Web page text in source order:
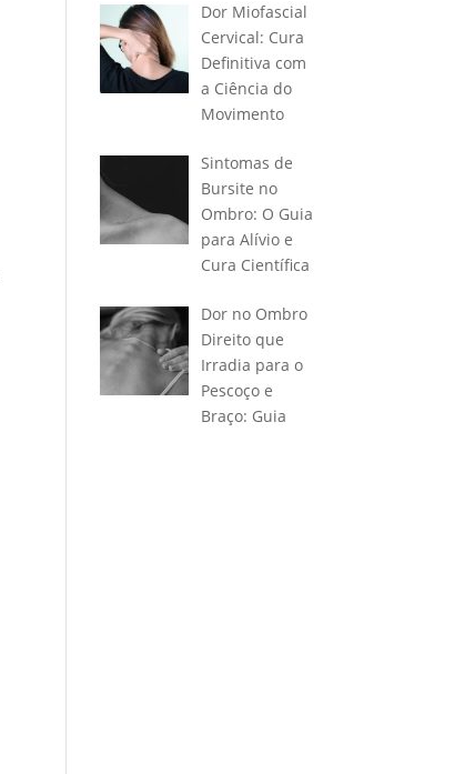
Dor Miofascial
Cervical: Cura
Definitiva com
a Ciência do
Movimento
Sintomas de
Bursite no
Ombro: O Guia
para Alívio e
Cura Científica
Dor no Ombro
Direito que
Irradia para o
Pescoço e
Braço: Guia